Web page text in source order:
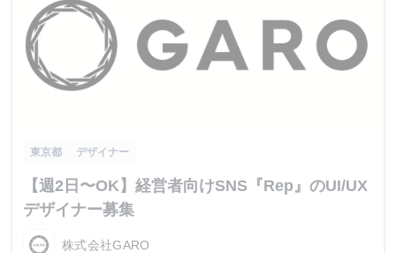
東京都 デザイナー
【週2日〜OK】経営者向けSNS『Rep』のUI/UX
デザイナー募集
株式会社GARO